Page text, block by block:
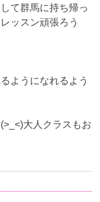
て群馬に持ち帰っ
ッスン頑張ろう
ようになれるよう
大人クラスもお